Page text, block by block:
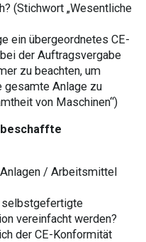
(Stichwort „Wesentliche
ein übergeordnetes CE-
der Auftragsvergabe
zu beachten, um
gesamte Anlage zu
von Maschinen“)
/ Arbeitsmittel
selbstgefertigte
vereinfacht werden?
der CE-Konformität